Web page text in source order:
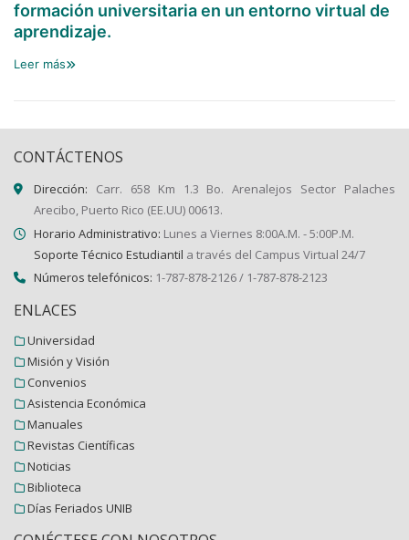
formación universitaria en un entorno virtual de
aprendizaje.
Leer más
CONTÁCTENOS
Dirección: Carr. 658 Km 1.3 Bo. Arenalejos Sector Palaches
Arecibo, Puerto Rico (EE.UU) 00613.
Horario Administrativo: Lunes a Viernes 8:00A.M. - 5:00P.M.
Soporte Técnico Estudiantil a través del Campus Virtual 24/7
Números telefónicos: 1-787-878-2126 / 1-787-878-2123
ENLACES
Universidad
Misión y Visión
Convenios
Asistencia Económica
Manuales
Revistas Científicas
Noticias
Biblioteca
Días Feriados UNIB